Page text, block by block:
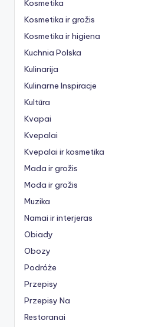
Kosmetika
Kosmetika ir grožis
Kosmetika ir higiena
Kuchnia Polska
Kulinarija
Kulinarne Inspiracje
Kultūra
Kvapai
Kvepalai
Kvepalai ir kosmetika
Mada ir grožis
Moda ir grožis
Muzika
Namai ir interjeras
Obiady
Obozy
Podróże
Przepisy
Przepisy Na
Restoranai